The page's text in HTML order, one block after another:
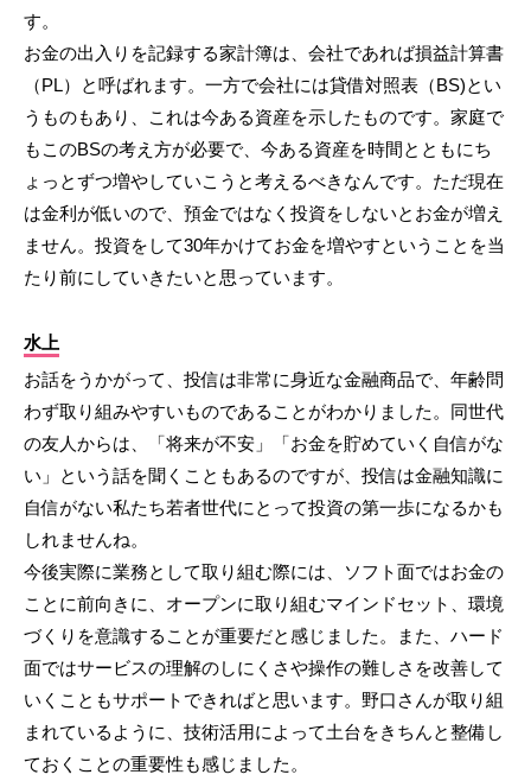
す。
お金の出入りを記録する家計簿は、会社であれば損益計算書
（PL）と呼ばれます。一方で会社には貸借対照表（BS)とい
うものもあり、これは今ある資産を示したものです。家庭で
もこのBSの考え方が必要で、今ある資産を時間とともにち
ょっとずつ増やしていこうと考えるべきなんです。ただ現在
は金利が低いので、預金ではなく投資をしないとお金が増え
ません。投資をして30年かけてお金を増やすということを当
たり前にしていきたいと思っています。
水上
お話をうかがって、投信は非常に身近な金融商品で、年齢問
わず取り組みやすいものであることがわかりました。同世代
の友人からは、「将来が不安」「お金を貯めていく自信がな
い」という話を聞くこともあるのですが、投信は金融知識に
自信がない私たち若者世代にとって投資の第一歩になるかも
しれませんね。
今後実際に業務として取り組む際には、ソフト面ではお金の
ことに前向きに、オープンに取り組むマインドセット、環境
づくりを意識することが重要だと感じました。また、ハード
面ではサービスの理解のしにくさや操作の難しさを改善して
いくこともサポートできればと思います。野口さんが取り組
まれているように、技術活用によって土台をきちんと整備し
ておくことの重要性も感じました。